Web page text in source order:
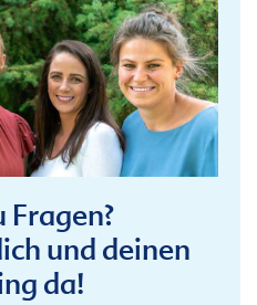
Fragen?
und deinen
da!